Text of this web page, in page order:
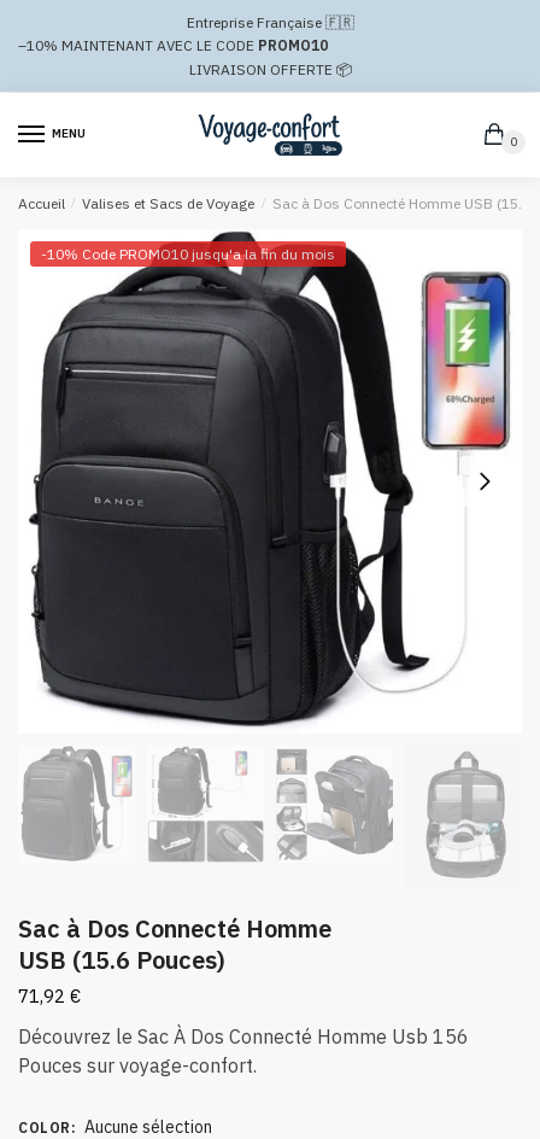
navigation
Entreprise Française 🇫🇷
–10% MAINTENANT AVEC LE CODE PROMO10
LIVRAISON OFFERTE 📦
MENU
0
Accueil / Valises et Sacs de Voyage / Sac à Dos Connecté Homme USB (15.6
-10% Code PROMO10 jusqu'a la fin du mois
Sac à Dos Connecté Homme
USB (15.6 Pouces)
71,92 €
Découvrez le Sac À Dos Connecté Homme Usb 156
Pouces sur voyage-confort.
COLOR : Aucune sélection